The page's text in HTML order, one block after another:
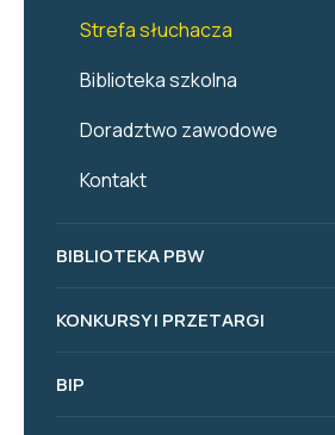
Strefa słuchacza
Biblioteka szkolna
Doradztwo zawodowe
Kontakt
BIBLIOTEKA PBW
KONKURSY I PRZETARGI
BIP